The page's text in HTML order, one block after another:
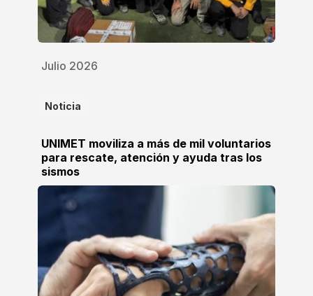
Julio 2026
Noticia
UNIMET moviliza a más de mil voluntarios
para rescate, atención y ayuda tras los
sismos